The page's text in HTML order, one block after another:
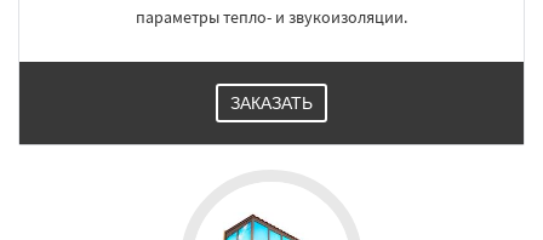
параметры тепло- и звукоизоляции.
ЗАКАЗАТЬ